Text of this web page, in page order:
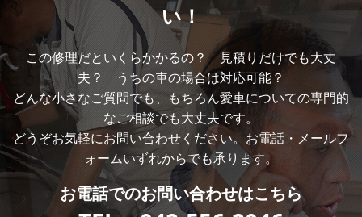
い！
この修理だといくらかかるの？ 見積りだけでも大丈
夫？ うちの車の場合は対応可能？
どんな小さなご質問でも、もちろん愛車についての専門的
なご相談でも大丈夫です。
どうぞお気軽にお問い合わせください。お電話・メールフ
ォームいずれからでも承ります。
お電話でのお問い合わせはこちら